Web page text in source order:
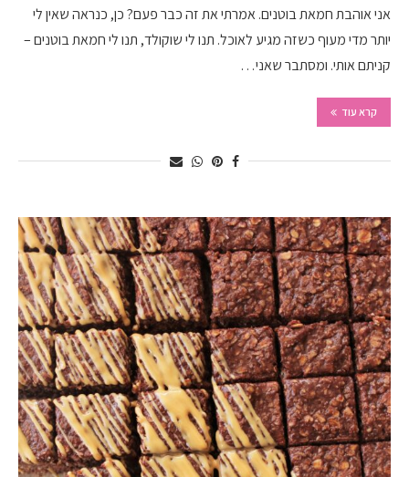
אני אוהבת חמאת בוטנים. אמרתי את זה כבר פעם? כן, כנראה שאין לי
יותר מדי מעוף כשזה מגיע לאוכל. תנו לי שוקולד, תנו לי חמאת בוטנים –
קניתם אותי. ומסתבר שאני…
קרא עוד